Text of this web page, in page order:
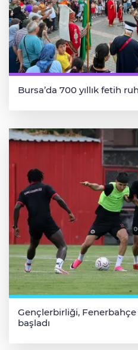
Bursa’da 700 yıllık fetih
Gençlerbirliği, Fenerbahçe
başladı